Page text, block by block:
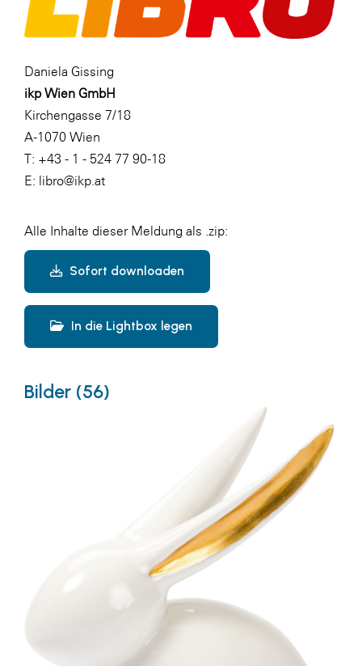
Daniela Gissing
ikp Wien GmbH
Kirchengasse 7/18
A-1070 Wien
T: +43 - 1 - 524 77 90-18
E: libro@ikp.at
Alle Inhalte dieser Meldung als .zip:
Sofort downloaden
In die Lightbox legen
Bilder (56)